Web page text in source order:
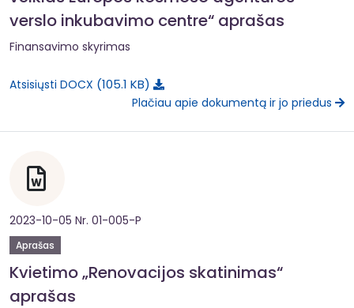
verslo inkubavimo centre“ aprašas
Finansavimo skyrimas
Atsisiųsti DOCX 105.1 KB
Plačiau apie dokumentą ir jo priedus
2023-10-05 Nr. 01-005-P
Aprašas
Kvietimo „Renovacijos skatinimas“
aprašas